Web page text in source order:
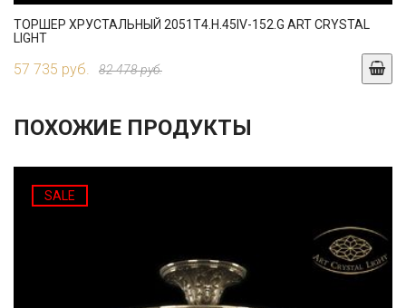
ТОРШЕР ХРУСТАЛЬНЫЙ 2051T4.H.45IV-152.G ART CRYSTAL
LIGHT
57 735 руб. 82 478 руб.
ПОХОЖИЕ ПРОДУКТЫ
SALE